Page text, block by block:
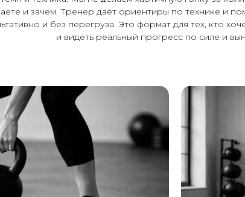
и зачем. Тренер даёт ориентиры по технике и
и без перегруза. Это формат для тех, кто
и видеть реальный прогресс по силе и